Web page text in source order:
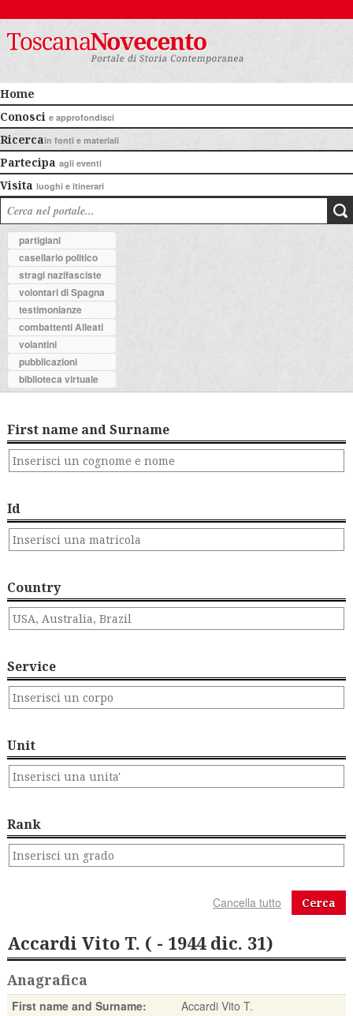
Home
Conosci e approfondisci
Ricercain fonti e materiali
Partecipa agli eventi
Visita luoghi e itinerari
partigiani
casellario politico
stragi nazifasciste
volontari di Spagna
testimonianze
combattenti Alleati
volantini
pubblicazioni
biblioteca virtuale
First name and Surname
Id
Country
Service
Unit
Rank
Cerca
Accardi Vito T. ( - 1944 dic. 31)
Anagrafica
First name and Surname:
Accardi Vito T.